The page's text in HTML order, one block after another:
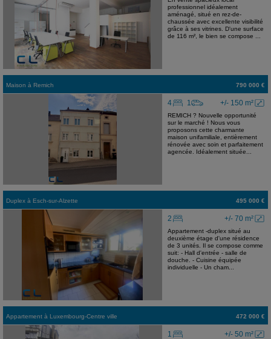
professionnel idéalement
aménagé, situé en rez-de-
chaussée avec excellente visibilité
grâce à ses vitrines. D'une surface
de 116 m², le bien se compose ...
Maison à Remich 790 000 €
+/- 150 m²
4 1
REMICH ? Nouvelle opportunité
sur le marché ! Nous vous
proposons cette charmante
maison unifamiliale, entièrement
rénovée avec soin et parfaitement
agencée. Idéalement située...
Duplex à Esch-sur-Alzette 495 000 €
+/- 70 m²
2
Appartement -duplex situé au
deuxième étage d'une résidence
de 3 unités. Il se compose comme
suit: - Hall d'entrée - salle de
douche. - Cuisine équipée
individuelle - Un cham...
Appartement à Luxembourg-Centre ville 472 000 €
+/- 50 m²
1